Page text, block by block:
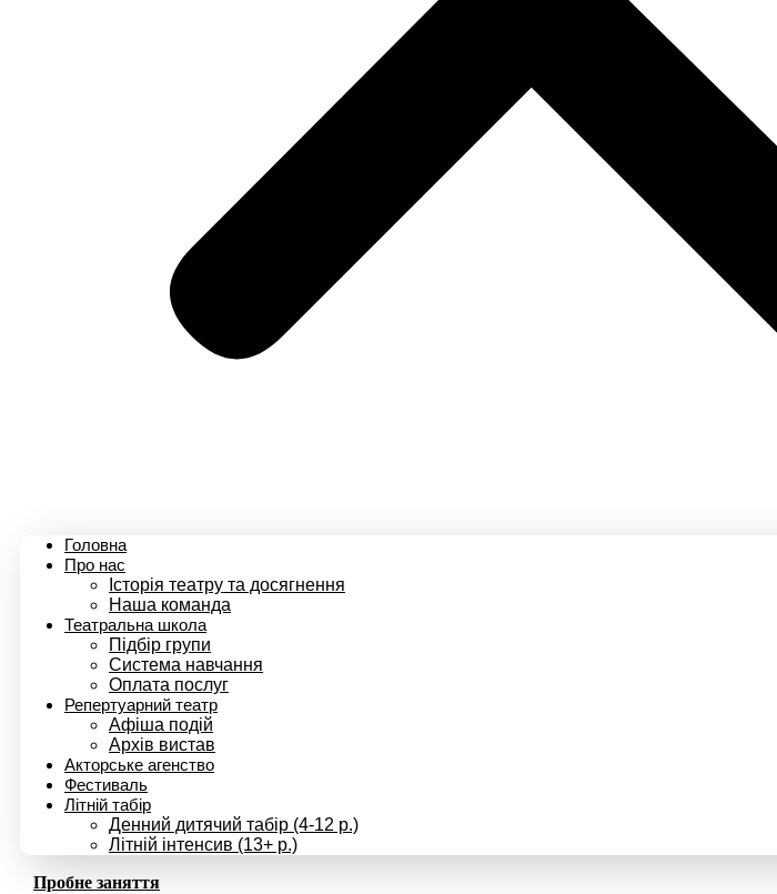
Головна
Про нас
Історія театру та досягнення
Наша команда
Театральна школа
Підбір групи
Система навчання
Оплата послуг
Репертуарний театр
Афіша подій
Архів вистав
Акторське агенство
Фестиваль
Літній табір
Денний дитячий табір (4-12 р.)
Літній інтенсив (13+ р.)
Пробне заняття